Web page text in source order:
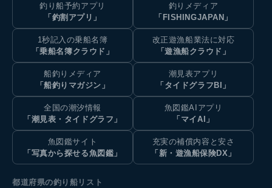
釣り船予約アプリ
「釣割アプリ」
釣りメディア
「FISHINGJAPAN」
1秒記入の乗船名簿
「乗船名簿クラウド」
改正遊漁船業法に対応
「遊漁船クラウド」
船釣りメディア
「船釣りマガジン」
潮見表アプリ
「タイドグラフBI」
全国の潮汐情報
「潮見表・タイドグラフ」
魚図鑑AIアプリ
「マイAI」
魚図鑑サイト
「写真から探せる魚図鑑」
充実の補償内容と安さ
「新・遊漁船保険DX」
都道府県の釣り船リスト